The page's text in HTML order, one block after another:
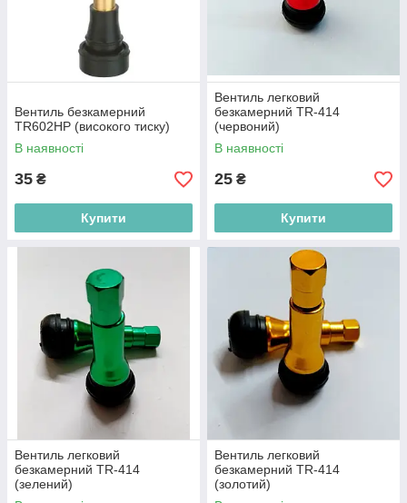
Вентиль безкамерний
TR602HP (високого тиску)
В наявності
35 ₴
Купити
Вентиль легковий
безкамерний TR-414
(червоний)
В наявності
25 ₴
Купити
Вентиль легковий
безкамерний TR-414
(зелений)
Вентиль легковий
безкамерний TR-414
(золотий)